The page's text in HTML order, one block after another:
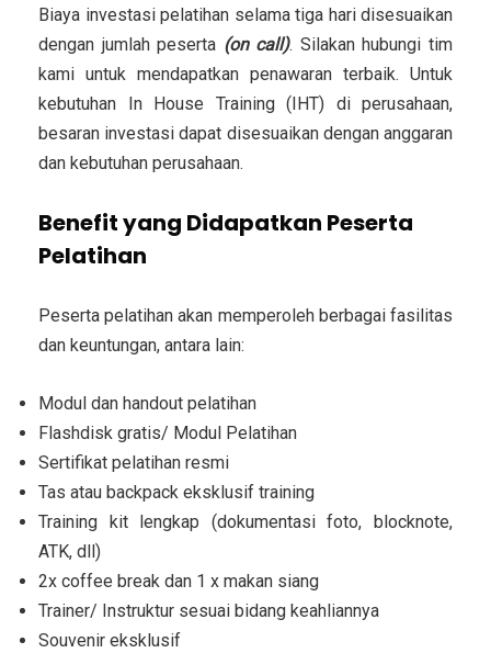
Biaya investasi pelatihan selama tiga hari disesuaikan
dengan jumlah peserta (on call). Silakan hubungi tim
kami untuk mendapatkan penawaran terbaik. Untuk
kebutuhan In House Training (IHT) di perusahaan,
besaran investasi dapat disesuaikan dengan anggaran
dan kebutuhan perusahaan.
Benefit yang Didapatkan Peserta
Pelatihan
Peserta pelatihan akan memperoleh berbagai fasilitas
dan keuntungan, antara lain:
Modul dan handout pelatihan
Flashdisk gratis/ Modul Pelatihan
Sertifikat pelatihan resmi
Tas atau backpack eksklusif training
Training kit lengkap (dokumentasi foto, blocknote,
ATK, dll)
2x coffee break dan 1 x makan siang
Trainer/ Instruktur sesuai bidang keahliannya
Souvenir eksklusif